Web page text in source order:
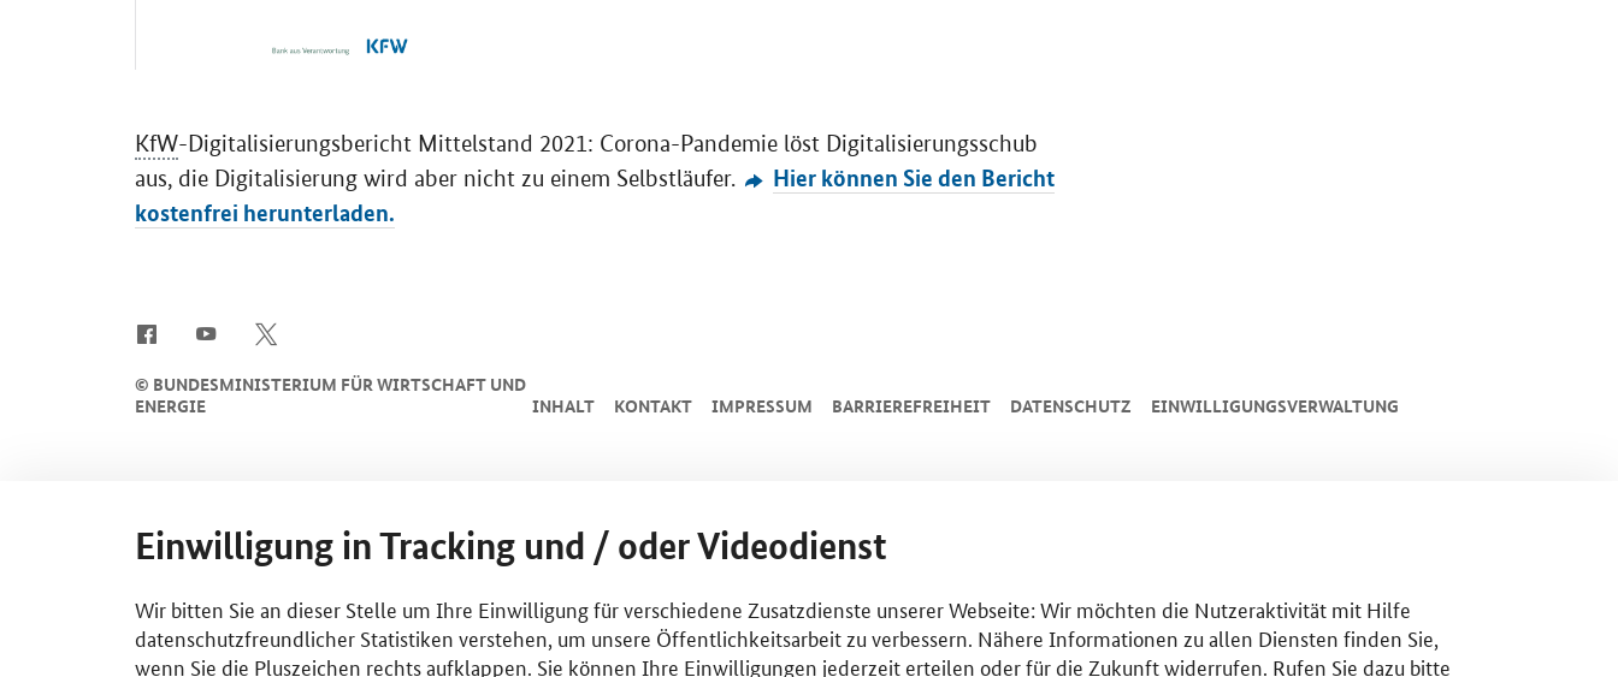
KfW-Digitalisierungsbericht Mittelstand 2021: Corona-Pandemie löst Digitalisierungsschub
aus, die Digitalisierung wird aber nicht zu einem Selbstläufer.
Hier können Sie den Bericht
kostenfrei herunterladen.
© BUNDESMINISTERIUM FÜR WIRTSCHAFT UND
ENERGIE
INHALT KONTAKT IMPRESSUM BARRIEREFREIHEIT DATENSCHUTZ EINWILLIGUNGSVERWALTUNG
Einwilligung in Tracking und / oder Videodienst
Wir bitten Sie an dieser Stelle um Ihre Einwilligung für verschiedene Zusatzdienste unserer Webseite: Wir möchten die Nutzeraktivität mit Hilfe
datenschutzfreundlicher Statistiken verstehen, um unsere Öffentlichkeitsarbeit zu verbessern. Nähere Informationen zu allen Diensten finden Sie,
wenn Sie die Pluszeichen rechts aufklappen. Sie können Ihre Einwilligungen jederzeit erteilen oder für die Zukunft widerrufen. Rufen Sie dazu bitte